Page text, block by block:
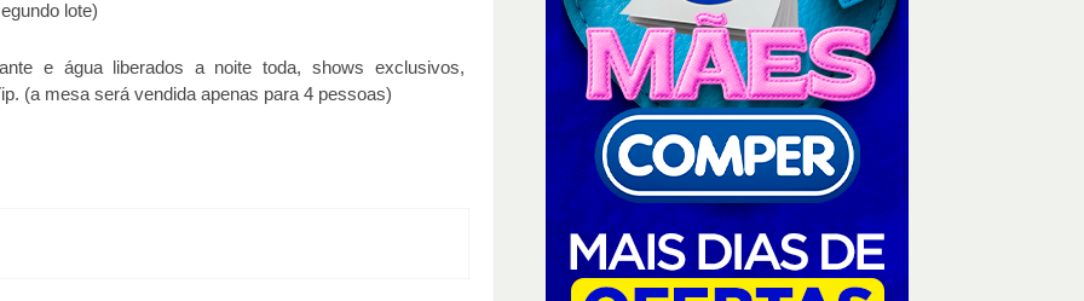
lote)
e água liberados a noite toda, shows exclusivos,
(a mesa será vendida apenas para 4 pessoas)